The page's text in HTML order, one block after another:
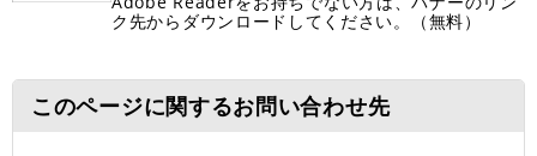
ク先からダウンロードしてください。（無料）
このページに関するお問い合わせ先